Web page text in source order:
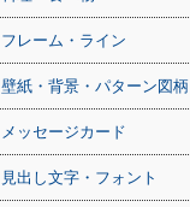
フレーム・ライン
壁紙・背景・パターン図柄
メッセージカード
見出し文字・フォント